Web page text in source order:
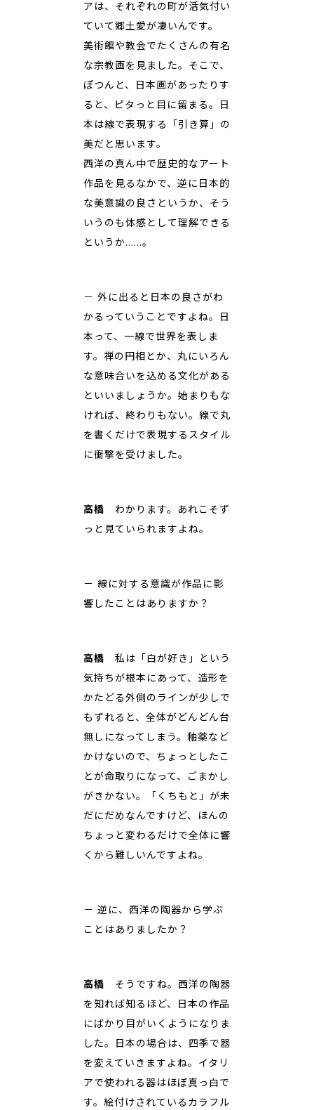
アは、それぞれの町が活気付い
ていて郷土愛が凄いんです。
美術館や教会でたくさんの有名
な宗教画を見ました。そこで、
ぽつんと、日本画があったりす
ると、ピタっと目に留まる。日
本は線で表現する「引き算」の
美だと思います。
西洋の真ん中で歴史的なアート
作品を見るなかで、逆に日本的
な美意識の良さというか、そう
いうのも体感として理解できる
というか……。
－ 外に出ると日本の良さがわ
かるっていうことですよね。日
本って、一線で世界を表しま
す。禅の円相とか、丸にいろん
な意味合いを込める文化がある
といいましょうか。始まりもな
ければ、終わりもない。線で丸
を書くだけで表現するスタイル
に衝撃を受けました。
高橋 わかります。あれこそず
っと見ていられますよね。
－ 線に対する意識が作品に影
響したことはありますか？
高橋 私は「白が好き」という
気持ちが根本にあって、造形を
かたどる外側のラインが少しで
もずれると、全体がどんどん台
無しになってしまう。釉薬など
かけないので、ちょっとしたこ
とが命取りになって、ごまかし
がきかない。「くちもと」が未
だにだめなんですけど、ほんの
ちょっと変わるだけで全体に響
くから難しいんですよね。
－ 逆に、西洋の陶器から学ぶ
ことはありましたか？
高橋 そうですね。西洋の陶器
を知れば知るほど、日本の作品
にばかり目がいくようになりま
した。日本の場合は、四季で器
を変えていきますよね。イタリ
アで使われる器はほぼ真っ白で
す。絵付けされているカラフル